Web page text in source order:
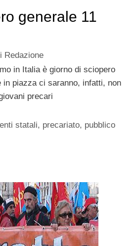
generale 11
Redazione
in Italia è giorno di sciopero
in piazza ci saranno, infatti, non
precari
statali, precariato, pubblico